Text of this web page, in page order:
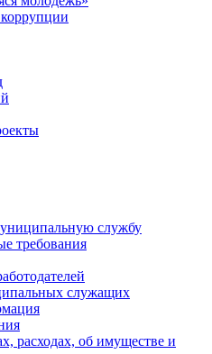
службу
требования
служащих
расходах, об имуществе и